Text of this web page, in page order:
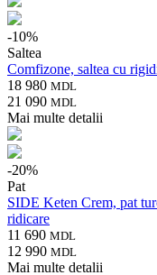
-10%
Saltea
Comfizone, saltea cu
18 980 MDL
21 090 MDL
Mai multe detalii
-20%
Pat
SIDE Keten Crem, pat
ridicare
11 690 MDL
12 990 MDL
Mai multe detalii